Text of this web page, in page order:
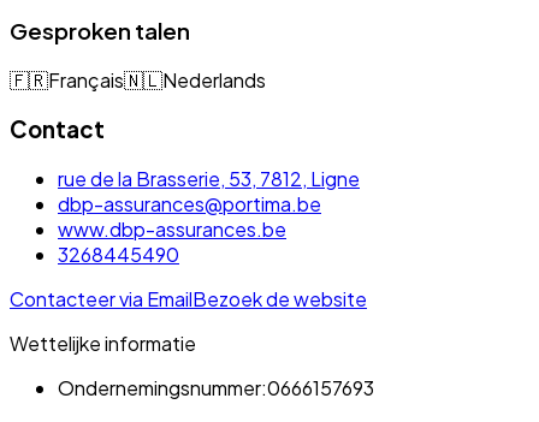
Gesproken talen
🇫🇷Français🇳🇱Nederlands
Contact
rue de la Brasserie, 53, 7812, Ligne
dbp-assurances@portima.be
www.dbp-assurances.be
3268445490
Contacteer via EmailBezoek de website
Wettelijke informatie
Ondernemingsnummer:0666157693